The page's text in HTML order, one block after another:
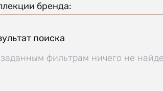
бренда:
поиска
фильтрам ничего не